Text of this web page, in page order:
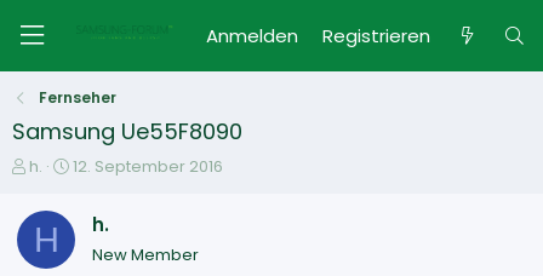
Anmelden Registrieren
Fernseher
Samsung Ue55F8090
E
s
e
h.
E
t
12. September 2016
H h.
New Member